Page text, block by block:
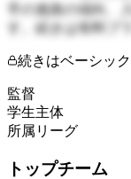
手の進路の傾向、
す。続きは有料プ
続きはベーシッ
監督
学生主体
所属リーグ
トップチーム